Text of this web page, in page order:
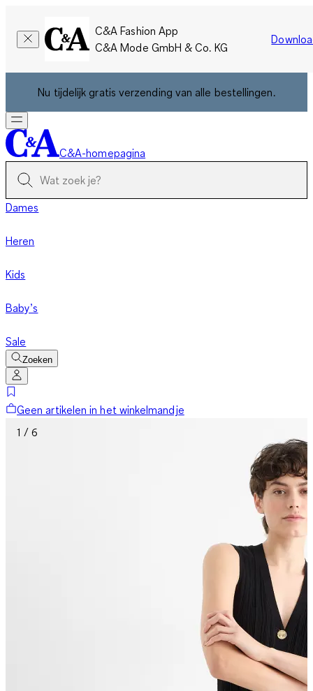
C&A Fashion App
C&A Mode GmbH & Co. KG
Nu tijdelijk gratis verzending van alle bestellingen.
C&A-homepagina
Dames
Heren
Kids
Baby’s
Sale
Zoeken
Geen artikelen in het winkelmandje
1 / 6